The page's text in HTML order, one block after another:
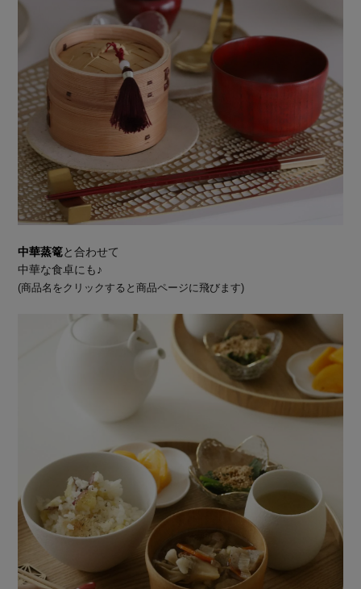
中華蒸篭と合わせて
中華な食卓にも♪
(商品名をクリックすると商品ページに飛びます)